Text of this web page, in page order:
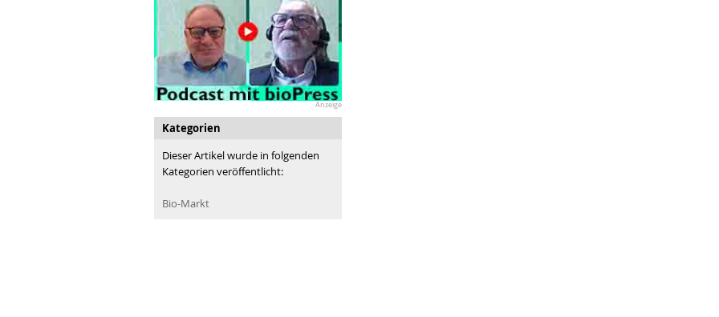
Anzeige
Kategorien
Dieser Artikel wurde in folgenden
Kategorien veröffentlicht:
Bio-Markt